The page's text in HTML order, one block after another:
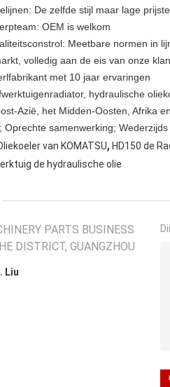
De zelfde stijl maar lage
OEM is welkom
Meetbare normen in
volledig aan de eis van onze
met 10 jaar ervaringen
hydraulische
Azië, het Midden-Oosten, Afrika
Oprechte samenwerking;
van KOMATSU, HD150 de
de hydraulische olie
PARTS BUSINESS
DISTRICT, GUANGZHOU
Liu